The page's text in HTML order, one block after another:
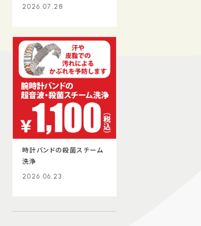
2026.07.28
時計バンドの殺菌スチーム
洗浄
2026.06.23